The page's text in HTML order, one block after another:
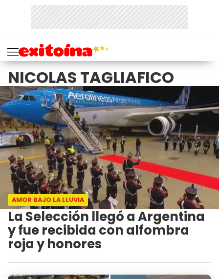
NICOLAS TAGLIAFICO
AMOR BAJO LA LLUVIA
La Selección llegó a Argentina
y fue recibida con alfombra
roja y honores